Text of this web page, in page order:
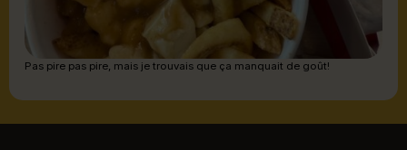
Pas pire pas pire, mais je trouvais que ça manquait de goût!